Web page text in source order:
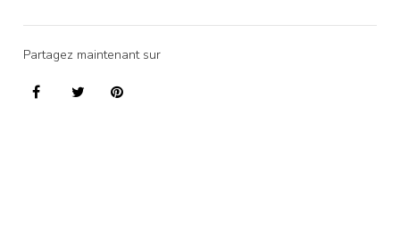
Partagez maintenant sur